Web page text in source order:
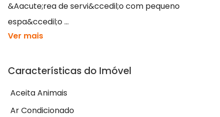
&Aacute;rea de servi&ccedil;o com pequeno
espa&ccedil;o ...
Ver mais
Características do Imóvel
Aceita Animais
Ar Condicionado